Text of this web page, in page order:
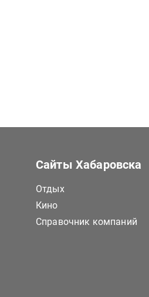
Сайты Хабаровска
Отдых
Кино
Справочник компаний